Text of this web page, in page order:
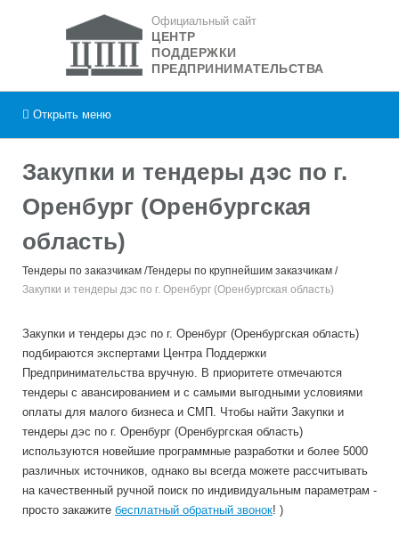
Официальный сайт
ЦЕНТР
ПОДДЕРЖКИ
ПРЕДПРИНИМАТЕЛЬСТВА
Открыть меню
Закупки и тендеры дэс по г.
Оренбург (Оренбургская
область)
Тендеры по заказчикам Тендеры по крупнейшим заказчикам
Закупки и тендеры дэс по г. Оренбург (Оренбургская область)
Закупки и тендеры дэс по г. Оренбург (Оренбургская область)
подбираются экспертами Центра Поддержки
Предпринимательства вручную. В приоритете отмечаются
тендеры с авансированием и с самыми выгодными условиями
оплаты для малого бизнеса и СМП. Чтобы найти Закупки и
тендеры дэс по г. Оренбург (Оренбургская область)
используются новейшие программные разработки и более 5000
различных источников, однако вы всегда можете рассчитывать
на качественный ручной поиск по индивидуальным параметрам -
просто закажите бесплатный обратный звонок! )